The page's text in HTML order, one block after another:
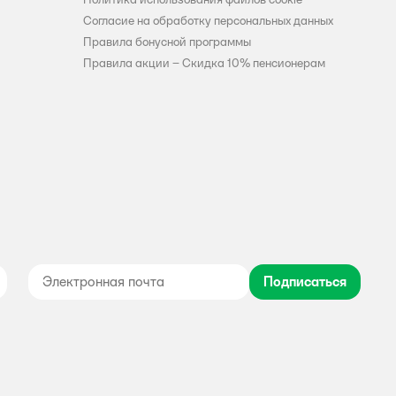
Согласие на обработку персональных данных
Правила бонусной программы
Правила акции – Скидка 10% пенсионерам
Подписаться